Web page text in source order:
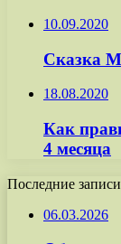
10.09.2020
Сказка
18.08.2020
Как
4 месяца
Последние записи
06.03.2026